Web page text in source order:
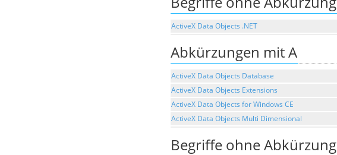
ActiveX Data Objects .NET
Abkürzungen mit A
ActiveX Data Objects Database
ActiveX Data Objects Extensions
ActiveX Data Objects for Windows CE
ActiveX Data Objects Multi Dimensional
Begriffe ohne Abkürzung